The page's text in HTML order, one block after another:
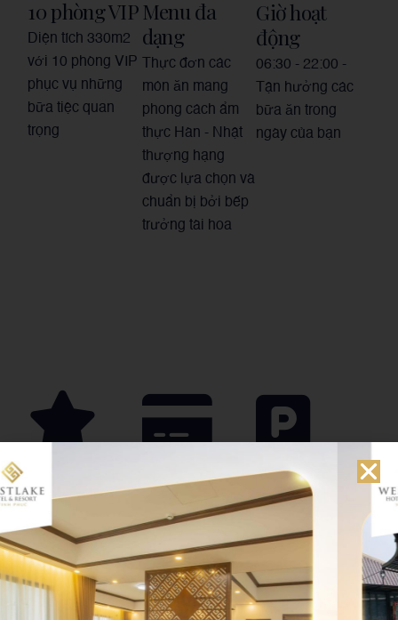
10 phòng VIP
Diện tích 330m2
với 10 phòng VIP
phục vụ những
bữa tiệc quan
trọng
Menu đa
dạng
Thực đơn các
món ăn mang
phong cách ẩm
thực Hàn - Nhật
thượng hạng
được lựa chọn và
chuẩn bị bởi bếp
trưởng tài hoa
Giờ hoạt
động
06:30 - 22:00 -
Tận hưởng các
bữa ăn trong
ngày của bạn
Phục vụ
chuyên
nghiệp
Đội ngũ nhân
viên phục vụ, đầu
bếp nhiệt tình và
Phương thức
thanh toán
phương thức
thanh toán: trả
thẻ, chuyển
Khu đỗ xe
để xe máy, xe oto